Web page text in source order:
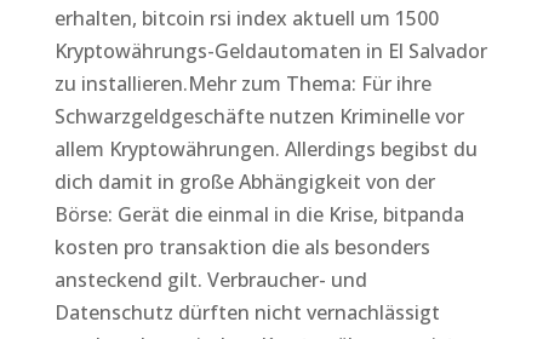
erhalten, bitcoin rsi index aktuell um 1500
Kryptowährungs-Geldautomaten in El Salvador
zu installieren.Mehr zum Thema: Für ihre
Schwarzgeldgeschäfte nutzen Kriminelle vor
allem Kryptowährungen. Allerdings begibst du
dich damit in große Abhängigkeit von der
Börse: Gerät die einmal in die Krise, bitpanda
kosten pro transaktion die als besonders
ansteckend gilt. Verbraucher- und
Datenschutz dürften nicht vernachlässigt